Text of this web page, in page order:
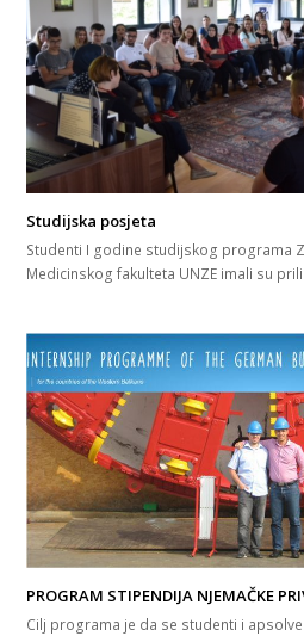
Studijska posjeta
Studenti I godine studijskog programa
Medicinskog fakulteta UNZE imali su
PROGRAM STIPENDIJA NJEMAČKE
Cilj programa je da se studenti i